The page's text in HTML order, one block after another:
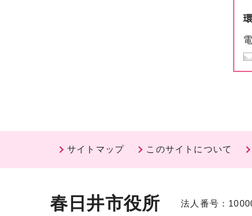
サイトマップ このサイトについて
春日井市役所 法人番号：